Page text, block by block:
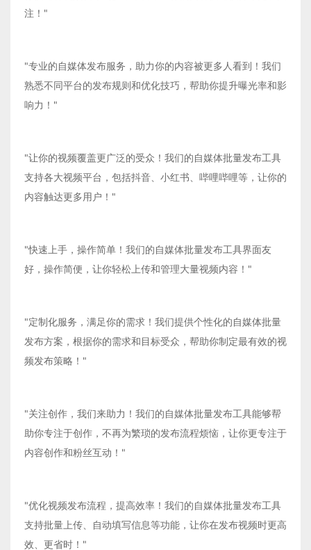
注！"
"专业的自媒体发布服务，助力你的内容被更多人看到！我们
熟悉不同平台的发布规则和优化技巧，帮助你提升曝光率和影
响力！"
"让你的视频覆盖更广泛的受众！我们的自媒体批量发布工具
支持各大视频平台，包括抖音、小红书、哔哩哔哩等，让你的
内容触达更多用户！"
"快速上手，操作简单！我们的自媒体批量发布工具界面友
好，操作简便，让你轻松上传和管理大量视频内容！"
"定制化服务，满足你的需求！我们提供个性化的自媒体批量
发布方案，根据你的需求和目标受众，帮助你制定最有效的视
频发布策略！"
"关注创作，我们来助力！我们的自媒体批量发布工具能够帮
助你专注于创作，不再为繁琐的发布流程烦恼，让你更专注于
内容创作和粉丝互动！"
"优化视频发布流程，提高效率！我们的自媒体批量发布工具
支持批量上传、自动填写信息等功能，让你在发布视频时更高
效、更省时！"